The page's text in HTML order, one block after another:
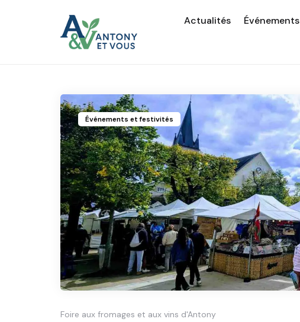
Actualités Événements
Événements et festivités
Foire aux fromages et aux vins d'Antony